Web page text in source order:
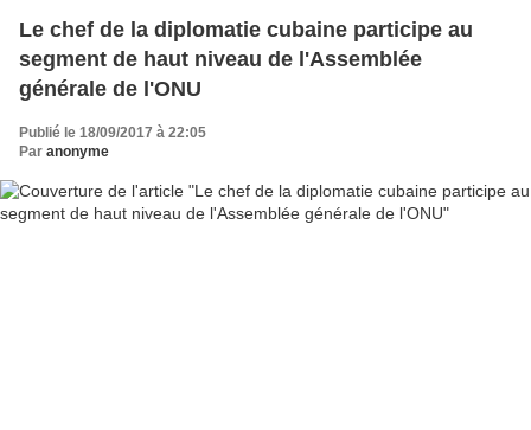
Le chef de la diplomatie cubaine participe au
segment de haut niveau de l'Assemblée
générale de l'ONU
Publié le 18/09/2017 à 22:05
Par anonyme